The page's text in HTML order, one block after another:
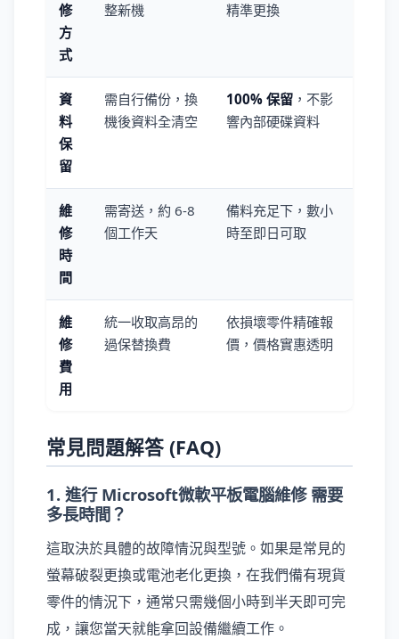
修
方
式
整新機
精準更換
資
料
保
留
需自行備份，換
機後資料全清空
100% 保留 ，不影
響內部硬碟資料
維
修
時
間
需寄送，約 6-8
個工作天
備料充足下，數小
時至即日可取
維
修
費
用
統一收取高昂的
過保替換費
依損壞零件精確報
價，價格實惠透明
常見問題解答 (FAQ)
1. 進行 Microsoft微軟平板電腦維修 需要
多長時間？
這取決於具體的故障情況與型號。如果是常見的
螢幕破裂更換或電池老化更換，在我們備有現貨
零件的情況下，通常只需幾個小時到半天即可完
成，讓您當天就能拿回設備繼續工作。